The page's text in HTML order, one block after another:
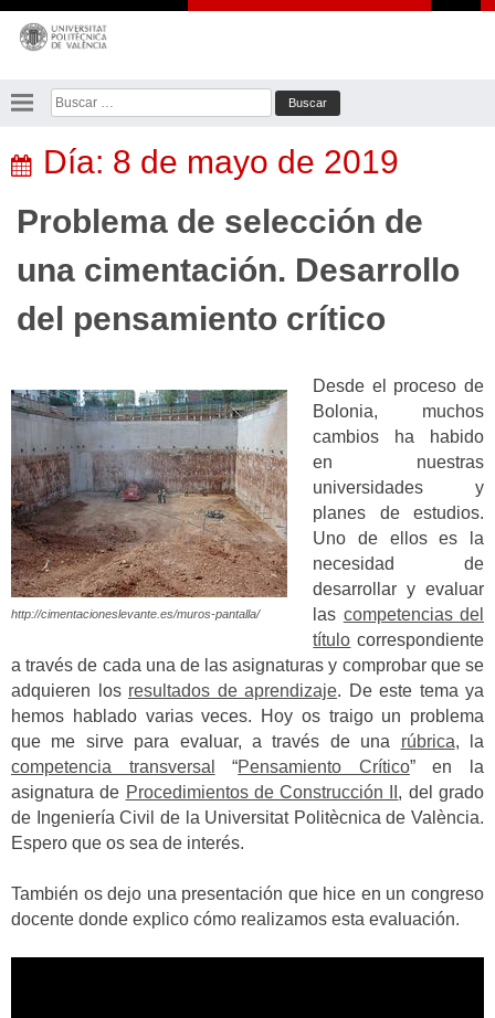
Saltar
contenido
Buscar:
Día: 8 de mayo de 2019
Problema de selección de
una cimentación. Desarrollo
del pensamiento crítico
http://cimentacioneslevante.es/muros-pantalla/
Desde el proceso de
Bolonia, muchos
cambios ha habido
en nuestras
universidades y
planes de estudios.
Uno de ellos es la
necesidad de
desarrollar y evaluar
las competencias del
título correspondiente
a través de cada una de las asignaturas y comprobar que se
adquieren los resultados de aprendizaje. De este tema ya
hemos hablado varias veces. Hoy os traigo un problema
que me sirve para evaluar, a través de una rúbrica, la
competencia transversal
“Pensamiento Crítico” en la
asignatura de Procedimientos de Construcción II , del grado
de Ingeniería Civil de la Universitat Politècnica de València.
Espero que os sea de interés.
También os dejo una presentación que hice en un congreso
docente donde explico cómo realizamos esta evaluación.